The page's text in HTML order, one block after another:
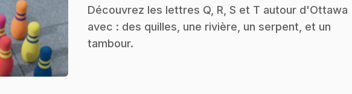
.Découvrez les lettres Q, R, S et T autour d'Ottawa
avec : des quilles, une rivière, un serpent, et un
tambour.